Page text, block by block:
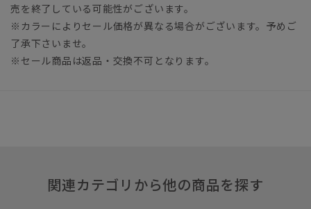
売を終了している可能性がございます。
※カラーによりセール価格が異なる場合がございます。予めご
了承下さいませ。
※セール商品は返品・交換不可となります。
関連カテゴリから他の商品を探す